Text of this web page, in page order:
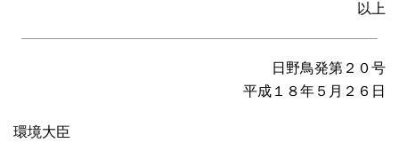
以上
日野鳥発第２０号
平成１８年５月２６日
環境大臣